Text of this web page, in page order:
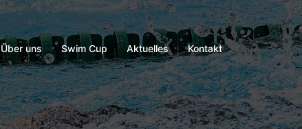
Über uns Swim Cup Aktuelles Kontakt